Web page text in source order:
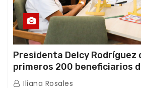
Presidenta Delcy Rodríguez
primeros 200 beneficiarios
de los Abuelos “La
Iliana Rosales